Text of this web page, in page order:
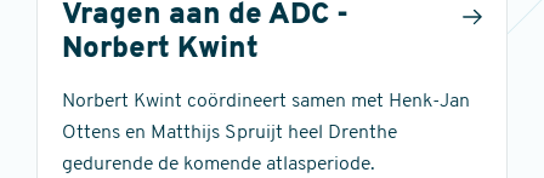
Vragen aan de ADC -
Norbert Kwint
Norbert Kwint coördineert samen met Henk-Jan
Ottens en Matthijs Spruijt heel Drenthe
gedurende de komende atlasperiode.